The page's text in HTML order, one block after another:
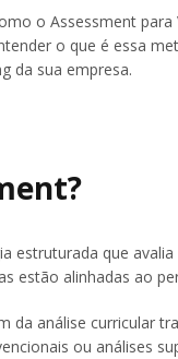
o Assessment
o que é essa
da sua empresa.
estruturada que
estão alinhadas ao
da análise curricular
ou análises